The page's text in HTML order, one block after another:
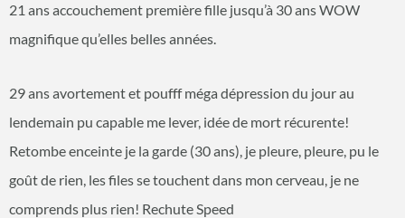
21 ans accouchement première fille jusqu’à 30 ans WOW
magnifique qu’elles belles années.
29 ans avortement et poufff méga dépression du jour au
lendemain pu capable me lever, idée de mort récurente!
Retombe enceinte je la garde (30 ans), je pleure, pleure, pu le
goût de rien, les files se touchent dans mon cerveau, je ne
comprends plus rien! Rechute Speed